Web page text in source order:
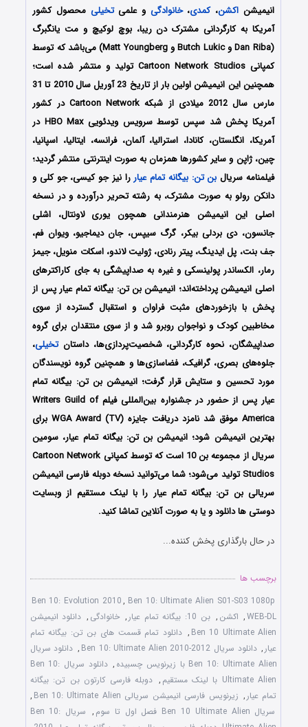
انیمیشن اکشن،کمدی،خانوادگی و علمیتخیلی محصول کشور
آمریکا به کارگردانی مشترک دن ریبا، بوچ لوکیچ و مت یانگبرگ
(Dan Riba و Butch Lukic و Matt Youngberg) می‌باشد که توسط
کمپانی Cartoon Network Studios تولید و منتشر شده است؛
همچنین این انیمیشن اولین بار از تاریخ 23 آوریل سال 2010 تا 31
مارس سال 2012 میلادی از شبکه Cartoon Network در کشور
آمریکا پخش شد سپس توسط سرویس ویدئویی HBO Max در
آمریکا، انگلستان، کانادا، استرالیا، آلمان، فرانسه، ایتالیا، اسپانیا،
چین، ژاپن و سایر کشورها همزمان به صورت اینترنتی منتشر گردید؛
فیلمنامه سریال بن تن: بیگانه تمام عیار را نیز جو کیسی، جو کلی و
دانکن رولو به صورت مشترک، به رشته تحریر درآورده و در نسخه
اصلی این انیمیشن هنرمندانی همچون یوری لاونتال، اشلی
جانسون، دی بردلی بیکر، گرگ سیپس، جان دیماجیو، ویوان فم،
جف بنت، پل ایدینگ، پیتر رنادی، ژولیت لاندو، اسکات منویل، جیمز
رمار، الکساندر پولینسکی و غیره به صداپیشگی به جای کاراکترهای
اصلی انیمیشن پرداخته‌اند؛ انیمیشن بن تن: بیگانه تمام عیار پس از
پخش با بازخوردهای مثبت فراوان و استقبال گسترده از سوی
مخاطبین کودک و نواجوان روبرو شد و از سوی منتقدان برای گروه
صداپیشگان، نحوه کارگردانی، شخصیت‌پردازی‌ها، داستانتخیلی،
جلوه‌های بصری، گرافیک، فضاسازی‌ها و همچنین گروه نویسندگان
مورد تحسین و ستایش قرار گرفت؛ انیمیشن بن تن: بیگانه تمام
عیار پس از حضور در جشنواره بین‌المللی فیلم Writers Guild of
America موفق شد نامزد دریافت جایزه WGA Award (TV) برای
بهترین انیمیشن شود؛ انیمیشن بن تن: بیگانه تمام عیار، سومین
سریال از مجموعه بن 10 است که توسط کمپانی Cartoon Network
Studios تولید می‌شود؛ شما می‌توانید نسخه دوبله فارسی انیمیشن
سریالی بن تن: بیگانه تمام عیار را با لینک مستقیم از وبسایت
دوستی ها دانلود و یا به صورت آنلاین تماشا کنید.
در حال بارگذاری پخش کننده...
برچسب ها
Ben 10: Evolution 2010, Ben 10: Ultimate Alien S01-S03 1080p
WEB-DL
, اکشن , بن 10: بیگانه تمام عیار , خانوادگی , دانلود انیمیشن
Ben 10 Ultimate Alien
, دانلود تمام قسمت های بن تن: بیگانه تمام
عیار , دانلود سریال Ben 10: Ultimate Alien 2010-2012 , دانلود سریال
Ben 10: Ultimate Alien با زیرنویس چسبیده
,
دانلود سریال Ben 10:
Ultimate Alien با لینک مستقیم
, دوبله فارسی کارتون بن تن: بیگانه
تمام عیار , زیرنویس فارسی انیمیشن سریالی Ben 10: Ultimate Alien
,
سریال Ben 10 Ultimate Alien فصل اول تا سوم
,
سریال Ben 10: